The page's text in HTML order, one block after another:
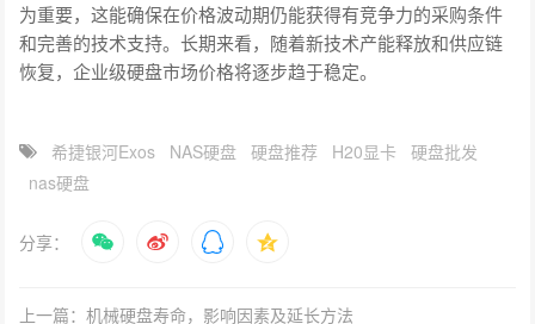
为重要，这能确保在价格波动期仍能获得有竞争力的采购条件
和完善的技术支持。长期来看，随着新技术产能释放和供应链
恢复，企业级硬盘市场价格将逐步趋于稳定。
希捷银河Exos NAS硬盘 硬盘推荐 H20显卡
硬盘批发
nas硬盘
分享：
上一篇：机械硬盘寿命，影响因素及延长方法